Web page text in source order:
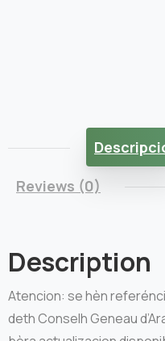
Reviews (0)
Description
Atencion: se hèn
deth Conselh Geneau